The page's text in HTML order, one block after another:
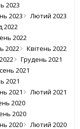
2023
2023
Лютий 2023
2022
2022
2022
Квітень 2022
Грудень 2021
2021
2021
2021
Лютий 2021
2020
2020
2020
Лютий 2020